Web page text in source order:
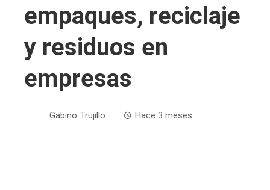
empaques, reciclaje
y residuos en
empresas
Gabino Trujillo Hace 3 meses